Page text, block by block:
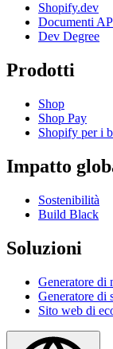
Shopify.dev
Documenti
Dev Degree
Prodotti
Shop
Shop Pay
Shopify per i
Impatto
Sostenibilità
Build Black
Soluzioni
Generatore di
Generatore di
Sito web di